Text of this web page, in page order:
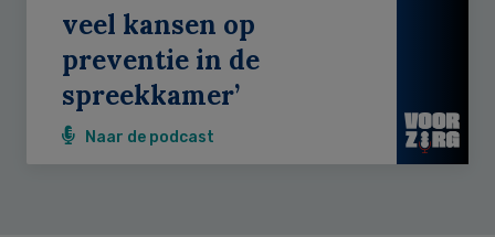
veel kansen op
preventie in de
spreekkamer’
Naar de podcast